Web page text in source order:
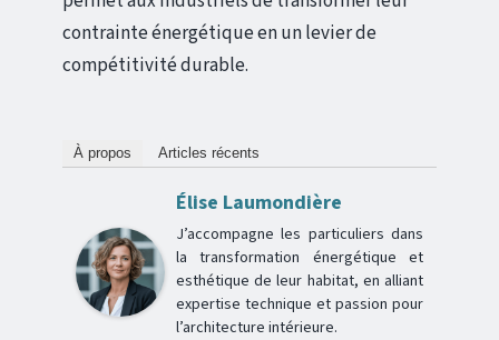
contrainte énergétique en un levier de
compétitivité durable.
À propos Articles récents
Élise Laumondière
J’accompagne les particuliers dans
la transformation énergétique et
esthétique de leur habitat, en alliant
expertise technique et passion pour
l’architecture intérieure.